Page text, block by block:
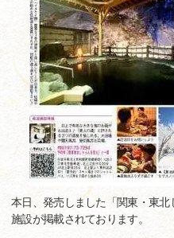
本日、発売しました「関東・東
施設が掲載されております。